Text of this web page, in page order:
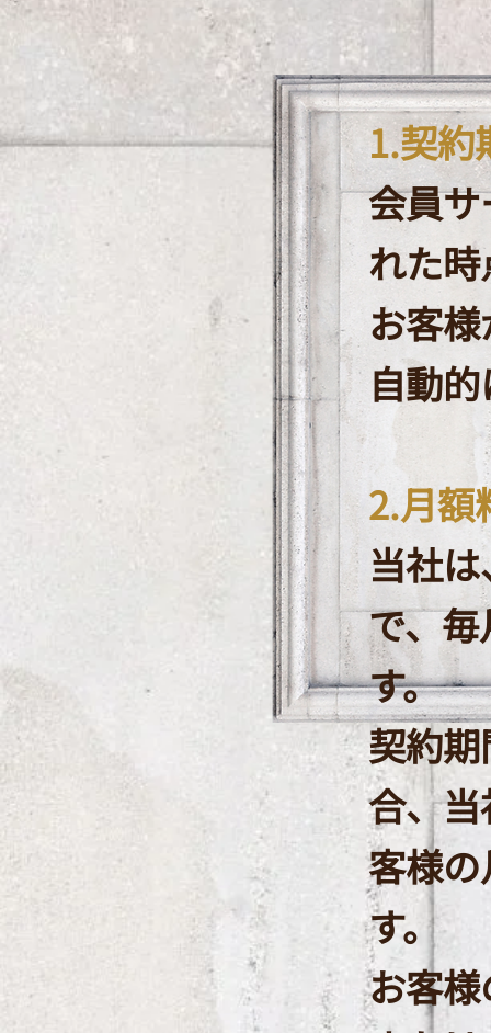
1.契約
会員
れた
お客
自動
​2.月額
当社
で、
す。
契約
合、
客様
す。
お客